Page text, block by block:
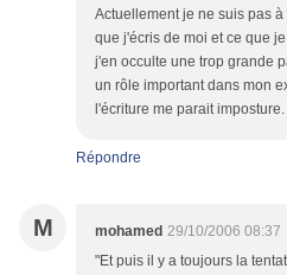
Actuellement je ne suis pas
que j'écris de moi et ce que
j'en occulte une trop grande
un rôle important dans mon
l'écriture me parait imposture.
Répondre
M mohamed 29/10/2006 08:37
"Et puis il y a toujours la